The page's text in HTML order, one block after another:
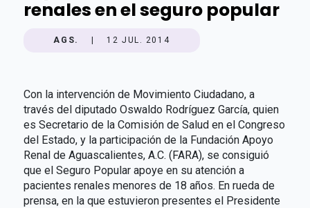
renales en el seguro popular
AGS. 12 JUL. 2014
Con la intervención de Movimiento Ciudadano, a
través del diputado Oswaldo Rodríguez García, quien
es Secretario de la Comisión de Salud en el Congreso
del Estado, y la participación de la Fundación Apoyo
Renal de Aguascalientes, A.C. (FARA), se consiguió
que el Seguro Popular apoye en su atención a
pacientes renales menores de 18 años. En rueda de
prensa, en la que estuvieron presentes el Presidente